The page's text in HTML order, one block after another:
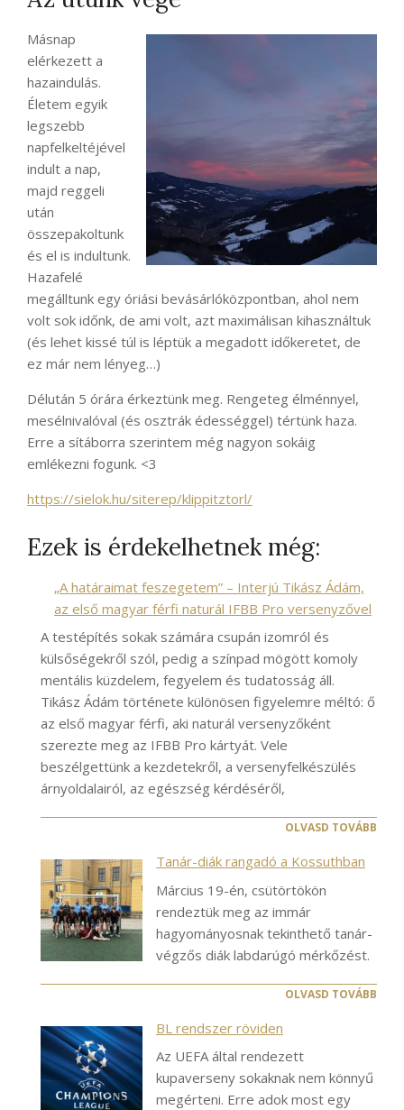
Másnap
elérkezett a
hazaindulás.
Életem egyik
legszebb
napfelkeltéjével
indult a nap,
majd reggeli
után
összepakoltunk
és el is indultunk.
Hazafelé
megálltunk egy óriási bevásárlóközpontban, ahol nem
volt sok időnk, de ami volt, azt maximálisan kihasználtuk
(és lehet kissé túl is léptük a megadott időkeretet, de
ez már nem lényeg…)
Délután 5 órára érkeztünk meg. Rengeteg élménnyel,
mesélnivalóval (és osztrák édességgel) tértünk haza.
Erre a sítáborra szerintem még nagyon sokáig
emlékezni fogunk. <3
https://sielok.hu/siterep/klippitztorl/
Ezek is érdekelhetnek még:
„A határaimat feszegetem” – Interjú Tikász Ádám,
az első magyar férfi naturál IFBB Pro versenyzővel
A testépítés sokak számára csupán izomról és
külsőségekről szól, pedig a színpad mögött komoly
mentális küzdelem, fegyelem és tudatosság áll.
Tikász Ádám története különösen figyelemre méltó: ő
az első magyar férfi, aki naturál versenyzőként
szerezte meg az IFBB Pro kártyát. Vele
beszélgettünk a kezdetekről, a versenyfelkészülés
árnyoldalairól, az egészség kérdéséről,
OLVASD TOVÁBB
Tanár-diák rangadó a Kossuthban
Március 19-én, csütörtökön
rendeztük meg az immár
hagyományosnak tekinthető tanár-
végzős diák labdarúgó mérkőzést.
OLVASD TOVÁBB
BL rendszer röviden
Az UEFA által rendezett
kupaverseny sokaknak nem könnyű
megérteni. Erre adok most egy